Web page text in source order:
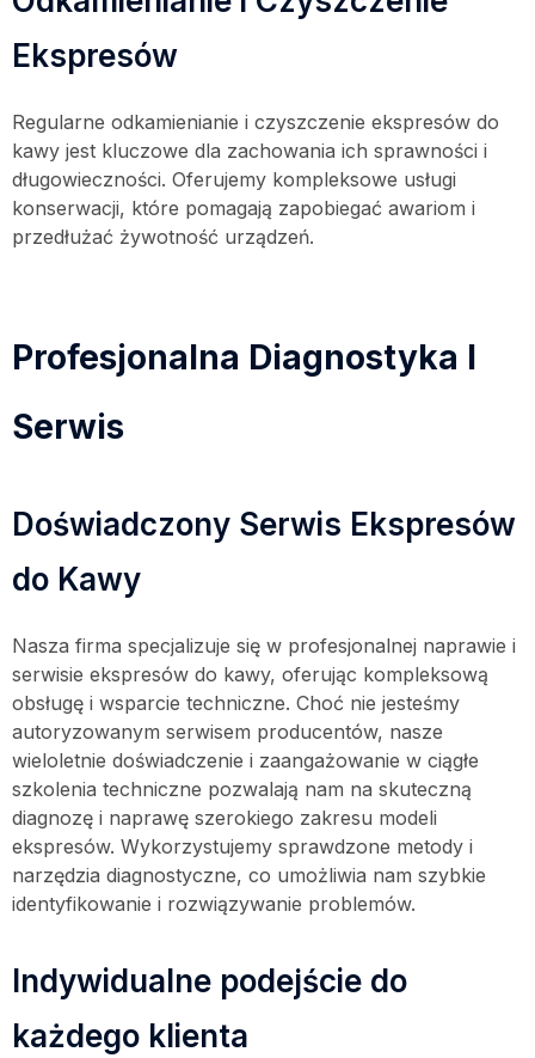
Ekspresów
Regularne odkamienianie i czyszczenie ekspresów do
kawy jest kluczowe dla zachowania ich sprawności i
długowieczności. Oferujemy kompleksowe usługi
konserwacji, które pomagają zapobiegać awariom i
przedłużać żywotność urządzeń.
Profesjonalna Diagnostyka I
Serwis
Doświadczony Serwis Ekspresów
do Kawy
Nasza firma specjalizuje się w profesjonalnej naprawie i
serwisie ekspresów do kawy, oferując kompleksową
obsługę i wsparcie techniczne. Choć nie jesteśmy
autoryzowanym serwisem producentów, nasze
wieloletnie doświadczenie i zaangażowanie w ciągłe
szkolenia techniczne pozwalają nam na skuteczną
diagnozę i naprawę szerokiego zakresu modeli
ekspresów. Wykorzystujemy sprawdzone metody i
narzędzia diagnostyczne, co umożliwia nam szybkie
identyfikowanie i rozwiązywanie problemów.
Indywidualne podejście do
każdego klienta